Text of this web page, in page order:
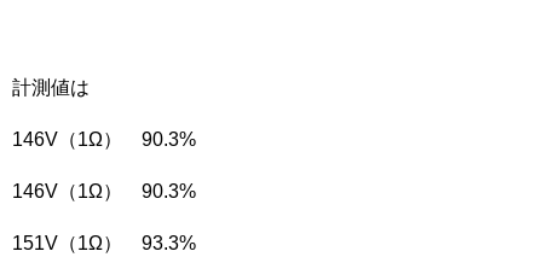
計測値は
146V（1Ω） 90.3%
146V（1Ω） 90.3%
151V（1Ω） 93.3%